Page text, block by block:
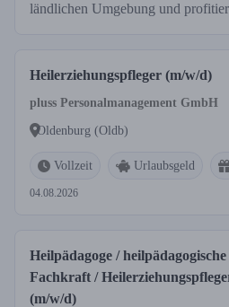
ländlichen Umgebung und
Heilerziehungspfleger (m/w/d)
pluss Personalmanagement GmbH
Oldenburg (Oldb)
Vollzeit Urlaubsgeld
04.08.2026
Heilpädagoge / heilpädagogische
Fachkraft /
(m/w/d)